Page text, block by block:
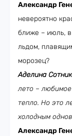
Александр
невероятно
ближе – июль,
льдом,
морозец?
Аделина
лето –
тепло. Но это
холодным
Александр